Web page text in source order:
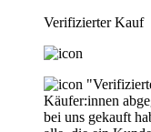
Verifizierter Kauf
Käufer:innen
bei uns gekauft